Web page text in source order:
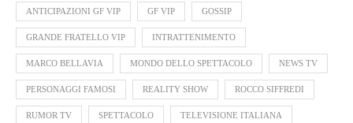
ANTICIPAZIONI GF VIP GF VIP GOSSIP
GRANDE FRATELLO VIP INTRATTENIMENTO
MARCO BELLAVIA MONDO DELLO SPETTACOLO NEWS TV
PERSONAGGI FAMOSI REALITY SHOW ROCCO SIFFREDI
RUMOR TV SPETTACOLO TELEVISIONE ITALIANA